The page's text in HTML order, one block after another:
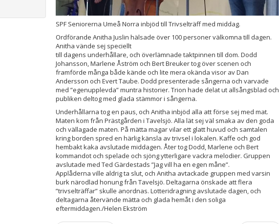
SPF Seniorerna Umeå Norra inbjöd till Trivselträff med middag.
Ordförande Anitha Juslin hälsade över 100 personer välkomna till dagen.
Anitha vände sej speciellt
till dagens underhållare, och överlämnade taktpinnen till dom. Dodd
Johansson, Marlene Åström och Bert Breuker tog över scenen och
framförde många både kände och lite mera okända visor av Dan
Andersson och Evert Taube. Dodd presenterade sångerna och varvade
med ”egenupplevda” muntra historier. Trion hade delat ut allsångsblad och
publiken deltog med glada stämmor i sångerna.
Underhållarna tog en paus, och Anitha inbjöd alla att förse sej med mat.
Maten kom från Prästgården i Tavelsjö. Alla lät sej väl smaka av den goda
och vällagade maten. På mätta magar vilar ett glatt huvud och samtalen
kring borden spred en härlig känsla av trivsel i lokalen. Kaffe och god
hembakt kaka avslutade middagen. Åter tog Dodd, Marlene och Bert
kommandot och spelade och sjöng ytterligare vackra melodier. Gruppen
avslutade med Ted Gärdestads ”Jag vill ha en egen måne”.
Applåderna ville aldrig ta slut, och Anitha avtackade gruppen med varsin
burk närodlad honung från Tavelsjö. Deltagarna önskade att flera
”trivselträffar” skulle anordnas. Lotteridragning avslutade dagen, och
deltagarna återvände mätta och glada hemåt i den soliga
eftermiddagen./Helen Ekström